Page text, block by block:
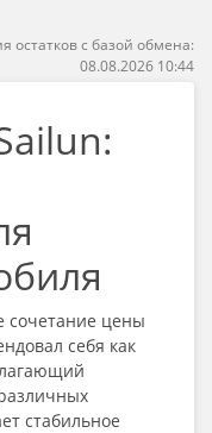
остатков с базой обмена:
08.08.2026 10:44
сочетание цены
себя как
стабильное